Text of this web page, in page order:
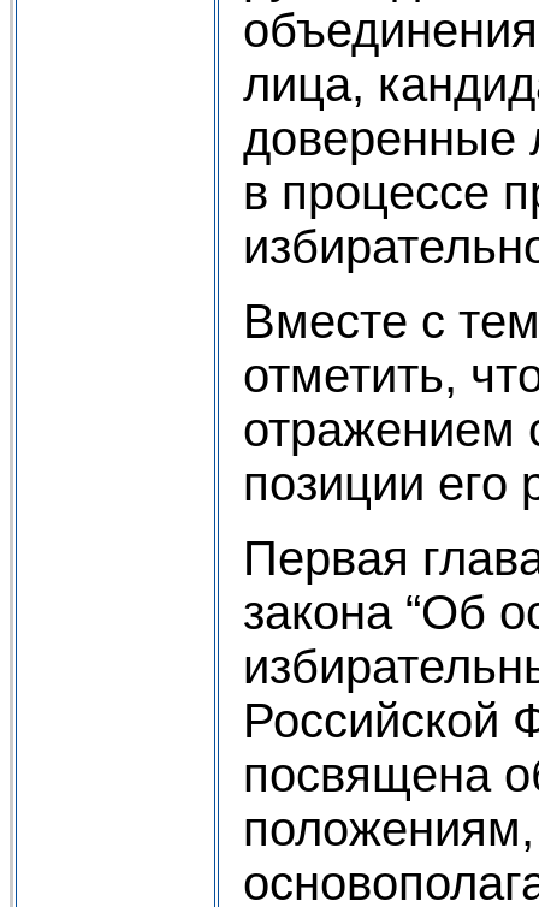
лица,
доверенные
в процессе
Вместе с
отметить,
отражением
позиции его
Первая
закона “Об
Российской
посвящена